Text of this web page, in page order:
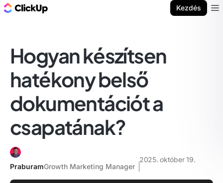
Kezdés
Hogyan készítsen
hatékony belső
dokumentációt a
csapatának?
PraburamGrowth Marketing Manager
2025. október 19.